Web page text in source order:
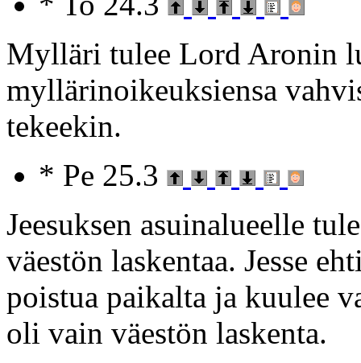
Mylläri tulee Lord Aronin
myllärinoikeuksiensa
tekeekin.
* Pe 25.3
Jeesuksen asuinalueelle
väestön laskentaa. Jesse
poistua paikalta ja kuulee
oli vain väestön laskenta.